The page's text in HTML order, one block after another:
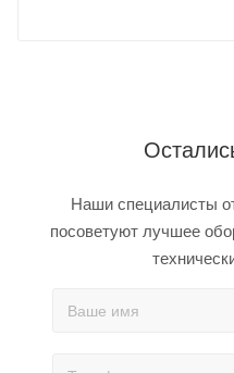
Наши специалисты
посоветуют лучшее